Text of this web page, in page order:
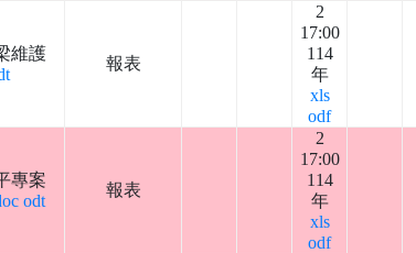
維護
報表
2
17:00
114
年
xls
odf
專案
odt
報表
2
17:00
114
年
xls
odf